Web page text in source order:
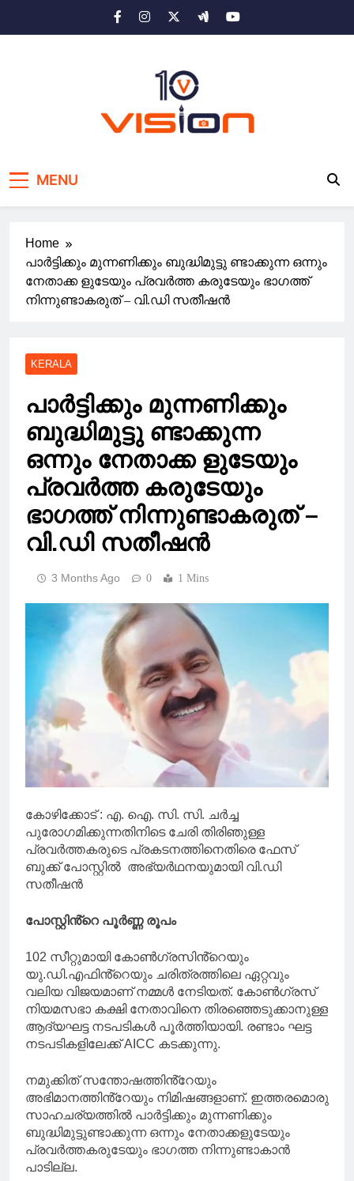
MENU
Home
പാർട്ടിക്കും മുന്നണിക്കും ബുദ്ധിമുട്ടു ണ്ടാക്കുന്ന ഒന്നും
നേതാക്ക ളുടേയും പ്രവർത്ത കരുടേയും ഭാഗത്ത്
നിന്നുണ്ടാകരുത് – വി.ഡി സതീഷൻ
KERALA
പാർട്ടിക്കും മുന്നണിക്കും
ബുദ്ധിമുട്ടു ണ്ടാക്കുന്ന
ഒന്നും നേതാക്ക ളുടേയും
പ്രവർത്ത കരുടേയും
ഭാഗത്ത് നിന്നുണ്ടാകരുത് –
വി.ഡി സതീഷൻ
3 Months Ago 0 1 Mins
കോഴിക്കോട് : എ. ഐ. സി. സി. ചർച്ച
പുരോഗമിക്കുന്നതിനിടെ ചേരി തിരിഞുള്ള
പ്രവർത്തകരുടെ പ്രകടനത്തിനെതിരെ ഫേസ്
ബുക്ക് പോസ്റ്റിൽ അഭ്യർഥനയുമായി വി.ഡി
സതീഷൻ
പോസ്റ്റിൻ്റെ പൂർണ്ണ രൂപം
102 സീറ്റുമായി കോൺഗ്രസിൻ്റെയും
യു.ഡി.എഫിൻ്റെയും ചരിത്രത്തിലെ ഏറ്റവും
വലിയ വിജയമാണ് നമ്മൾ നേടിയത്. കോൺഗ്രസ്
നിയമസഭാ കക്ഷി നേതാവിനെ തിരഞ്ഞെടുക്കാനുള്ള
ആദ്യഘട്ട നടപടികൾ പൂർത്തിയായി. രണ്ടാം ഘട്ട
നടപടികളിലേക്ക് AICC കടക്കുന്നു.
നമുക്കിത് സന്തോഷത്തിൻ്റേയും
അഭിമാനത്തിൻ്റേയും നിമിഷങ്ങളാണ്. ഇത്തരമൊരു
സാഹചര്യത്തിൽ പാർട്ടിക്കും മുന്നണിക്കും
ബുദ്ധിമുട്ടുണ്ടാക്കുന്ന ഒന്നും നേതാക്കളുടേയും
പ്രവർത്തകരുടേയും ഭാഗത്ത നിന്നുണ്ടാകാൻ
പാടില്ല.